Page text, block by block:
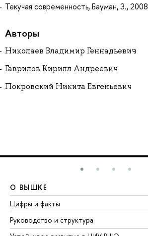
Текучая современность, Бауман, З., 2008
Авторы
Николаев Владимир Геннадьевич
Гаврилов Кирилл Андреевич
Покровский Никита Евгеньевич
О ВЫШКЕ
Цифры и факты
Руководство и структура